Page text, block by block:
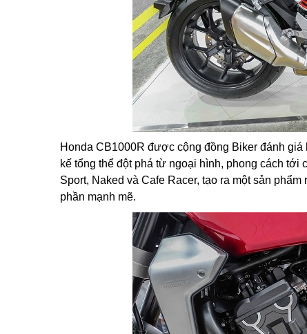
Honda CB1000R được cộng đồng Biker đánh giá
kế tổng thể đột phá từ ngoại hình, phong cách
Sport, Naked và Cafe Racer, tạo ra một sản
phần mạnh mẽ.